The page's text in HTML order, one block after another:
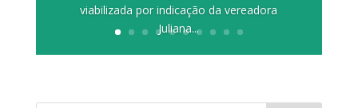
viabilizada por indicação da vereadora
Juliana...